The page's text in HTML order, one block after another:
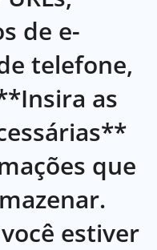
de e-
telefone,
as
que
estiver